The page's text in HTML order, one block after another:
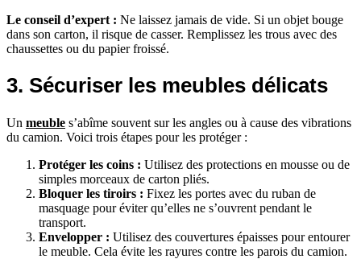
Le conseil d’expert : Ne laissez jamais de vide. Si un objet bouge
dans son carton, il risque de casser. Remplissez les trous avec des
chaussettes ou du papier froissé.
3. Sécuriser les meubles délicats
Un meuble s’abîme souvent sur les angles ou à cause des vibrations
du camion. Voici trois étapes pour les protéger :
Protéger les coins : Utilisez des protections en mousse ou de
simples morceaux de carton pliés.
Bloquer les tiroirs : Fixez les portes avec du ruban de
masquage pour éviter qu’elles ne s’ouvrent pendant le
transport.
Envelopper : Utilisez des couvertures épaisses pour entourer
le meuble. Cela évite les rayures contre les parois du camion.